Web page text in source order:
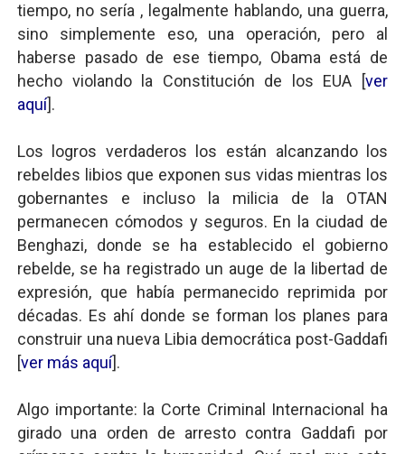
tiempo, no sería , legalmente hablando, una guerra,
sino simplemente eso, una operación, pero al
haberse pasado de ese tiempo, Obama está de
hecho violando la Constitución de los EUA [ver
aquí].
Los logros verdaderos los están alcanzando los
rebeldes libios que exponen sus vidas mientras los
gobernantes e incluso la milicia de la OTAN
permanecen cómodos y seguros. En la ciudad de
Benghazi, donde se ha establecido el gobierno
rebelde, se ha registrado un auge de la libertad de
expresión, que había permanecido reprimida por
décadas. Es ahí donde se forman los planes para
construir una nueva Libia democrática post-Gaddafi
[ver más aquí].
Algo importante: la Corte Criminal Internacional ha
girado una orden de arresto contra Gaddafi por